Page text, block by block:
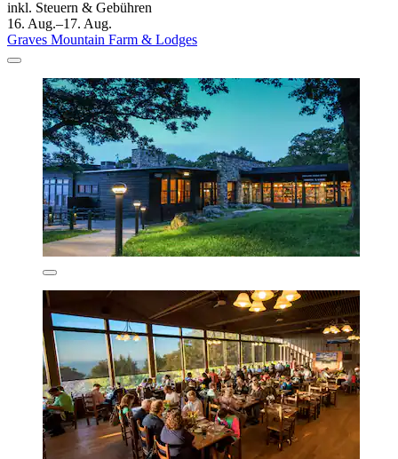
inkl. Steuern & Gebühren
16. Aug.–17. Aug.
Graves Mountain Farm & Lodges